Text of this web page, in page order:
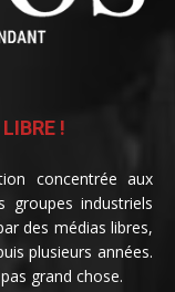
!
concentrée aux
groupes industriels
des médias libres,
plusieurs années.
grand chose.